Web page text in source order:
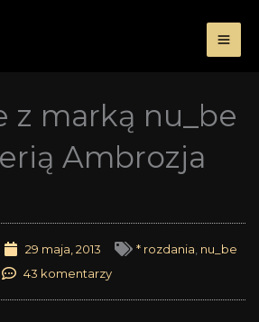
z marką nu_be
Ambrozja
29 maja, 2013 * rozdania nu_be
43 komentarzy